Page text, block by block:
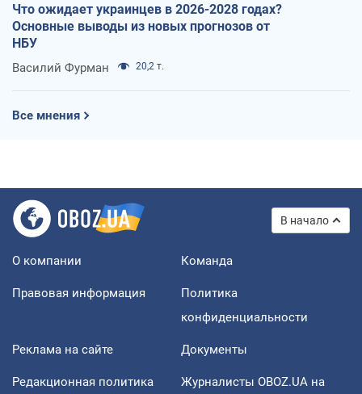
Что ожидает украинцев в 2026-2028 годах?
Основные выводы из новых прогнозов от
НБУ
Василий Фурман 20,2 т.
Все мнения
В начало
О компании Команда
Правовая информация
Политика
конфиденциальности
Реклама на сайте Документы
Редакционная политика Журналисты OBOZ.UA на